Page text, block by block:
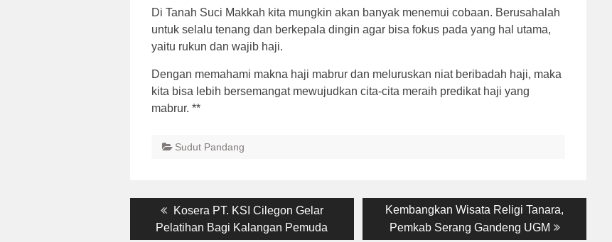
Di Tanah Suci Makkah kita mungkin akan banyak menemui cobaan. Berusahalah
untuk selalu tenang dan berkepala dingin agar bisa fokus pada yang hal utama,
yaitu rukun dan wajib haji.
Dengan memahami makna haji mabrur dan meluruskan niat beribadah haji, maka
kita bisa lebih bersemangat mewujudkan cita-cita meraih predikat haji yang
mabrur. **
Sudut Pandang
Post
navigation
Previous
post:
Kosera PT. KSI Cilegon Gelar
Pelatihan Bagi Kalangan Pemuda
Next
post:
Kembangkan Wisata Religi Tanara,
Pemkab Serang Gandeng UGM